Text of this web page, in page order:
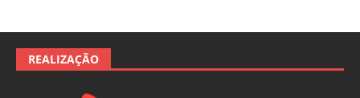
REALIZAÇÃO